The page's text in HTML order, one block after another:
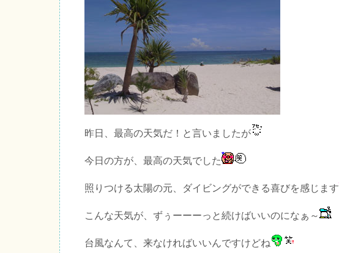
昨日、最高の天気だ！と言いましたが
今日の方が、最高の天気でした
照りつける太陽の元、ダイビングができる喜びを感じます
こんな天気が、ずぅーーーっと続けばいいのになぁ～
台風なんて、来なければいいんですけどね